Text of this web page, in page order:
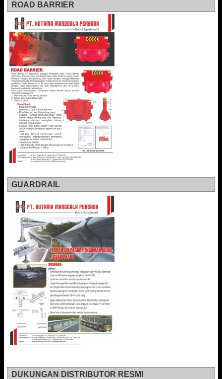
ROAD BARRIER
GUARDRAIL
DUKUNGAN DISTRIBUTOR RESMI